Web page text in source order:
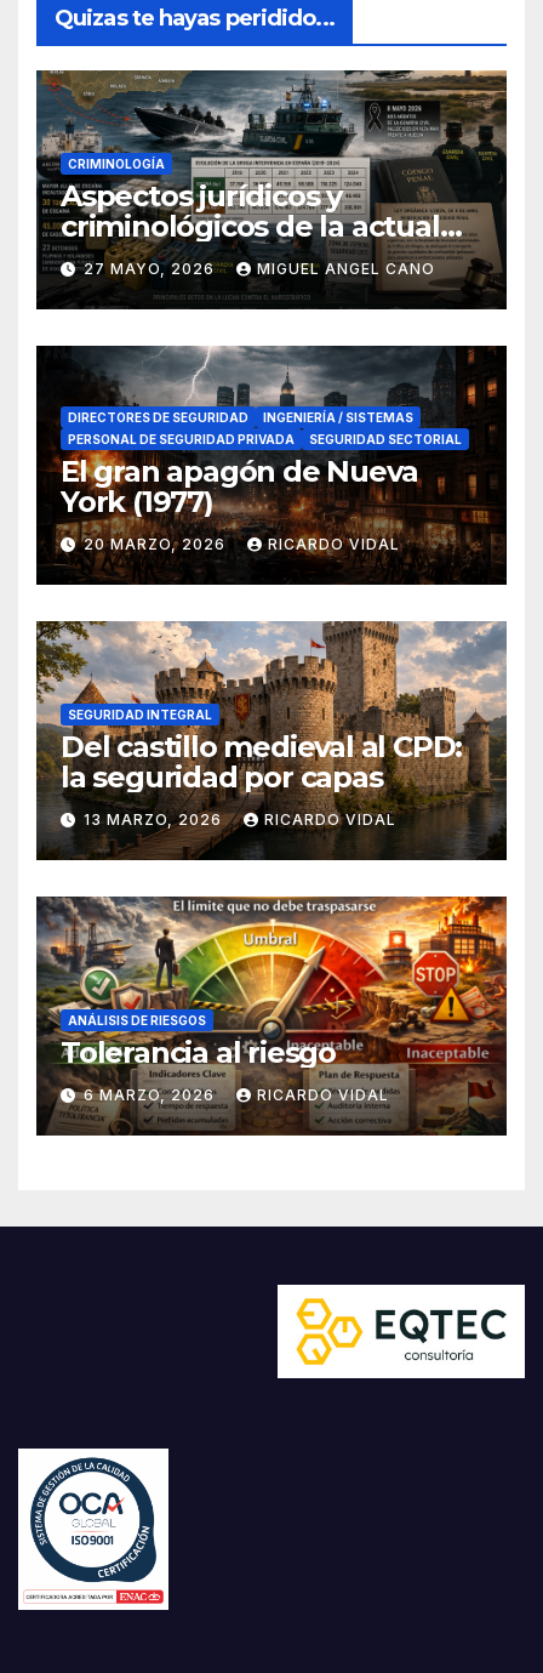
Quizas te hayas peridido...
CRIMINOLOGÍA
Aspectos jurídicos y
criminológicos de la actual
lucha contra el narcotráfico
en el sur de España
27 MAYO, 2026 MIGUEL ANGEL CANO
DIRECTORES DE SEGURIDAD
INGENIERÍA / SISTEMAS
PERSONAL DE SEGURIDAD PRIVADA
SEGURIDAD SECTORIAL
El gran apagón de Nueva
York (1977)
20 MARZO, 2026 RICARDO VIDAL
SEGURIDAD INTEGRAL
Del castillo medieval al CPD:
la seguridad por capas
13 MARZO, 2026 RICARDO VIDAL
ANÁLISIS DE RIESGOS
Tolerancia al riesgo
6 MARZO, 2026 RICARDO VIDAL